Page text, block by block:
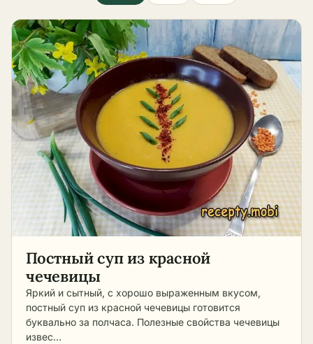
Постный суп из красной
чечевицы
Яркий и сытный, с хорошо выраженным вкусом,
постный суп из красной чечевицы готовится
буквально за полчаса. Полезные свойства чечевицы
извес…